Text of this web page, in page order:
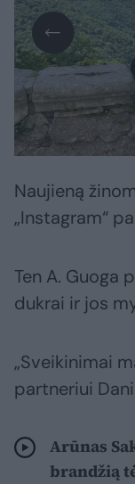
Naujieną
„Instagram“
Ten A. Guoga
dukrai ir jos
„Sveikinimai
partneriui
Arūnas
brandžią